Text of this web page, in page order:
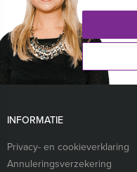
INFORMATIE
Privacy- en cookieverklaring
Annuleringsverzekering